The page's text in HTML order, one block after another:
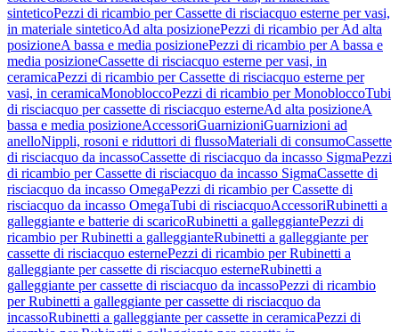
sinteticoPezzi di ricambio per Cassette di risciacquo esterne per vasi,
in materiale sinteticoAd alta posizionePezzi di ricambio per Ad alta
posizioneA bassa e media posizionePezzi di ricambio per A bassa e
media posizioneCassette di risciacquo esterne per vasi, in
ceramicaPezzi di ricambio per Cassette di risciacquo esterne per
vasi, in ceramicaMonobloccoPezzi di ricambio per MonobloccoTubi
di risciacquo per cassette di risciacquo esterneAd alta posizioneA
bassa e media posizioneAccessoriGuarnizioniGuarnizioni ad
anelloNippli, rosoni e riduttori di flussoMateriali di consumoCassette
di risciacquo da incassoCassette di risciacquo da incasso SigmaPezzi
di ricambio per Cassette di risciacquo da incasso SigmaCassette di
risciacquo da incasso OmegaPezzi di ricambio per Cassette di
risciacquo da incasso OmegaTubi di risciacquoAccessoriRubinetti a
galleggiante e batterie di scaricoRubinetti a galleggiantePezzi di
ricambio per Rubinetti a galleggianteRubinetti a galleggiante per
cassette di risciacquo esternePezzi di ricambio per Rubinetti a
galleggiante per cassette di risciacquo esterneRubinetti a
galleggiante per cassette di risciacquo da incassoPezzi di ricambio
per Rubinetti a galleggiante per cassette di risciacquo da
incassoRubinetti a galleggiante per cassette in ceramicaPezzi di